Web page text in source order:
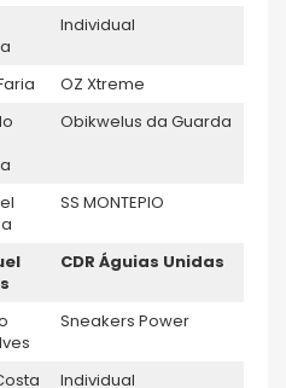
Individual
OZ Xtreme
Obikwelus da Guarda
SS MONTEPIO
CDR Águias Unidas
Sneakers Power
Individual